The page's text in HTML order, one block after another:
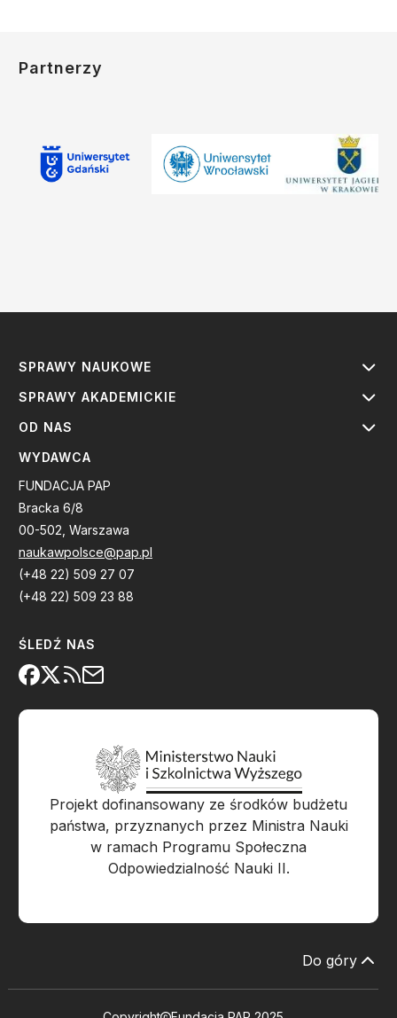
Partnerzy
SPRAWY NAUKOWE
SPRAWY AKADEMICKIE
OD NAS
WYDAWCA
FUNDACJA PAP
Bracka 6/8
00-502, Warszawa
naukawpolsce@pap.pl
(+48 22) 509 27 07
(+48 22) 509 23 88
ŚLEDŹ NAS
Projekt dofinansowany ze środków budżetu
państwa, przyznanych przez Ministra Nauki
w ramach Programu Społeczna
Odpowiedzialność Nauki II.
Do góry